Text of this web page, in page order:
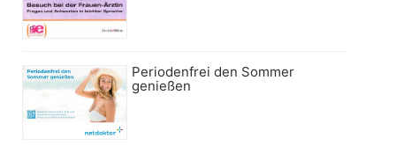
Periodenfrei den Sommer
genießen